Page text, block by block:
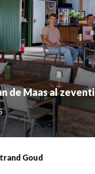
de Maas al
Goud